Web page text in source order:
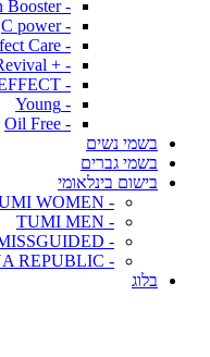
- Skin Booster
- C power
- Perfect Care
- + Revival
- MULTI EFFECT
- Young
- Oil Free
בשמי נשים
בשמי גברים
בישום בינלאומי
- TUMI WOMEN
- TUMI MEN
- MISSGUIDED
- BANANA REPUBLIC
בלוג